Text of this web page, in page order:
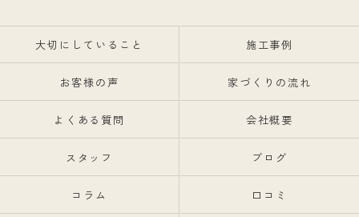
大切にしていること 施工事例
お客様の声 家づくりの流れ
よくある質問 会社概要
スタッフ ブログ
コラム 口コミ